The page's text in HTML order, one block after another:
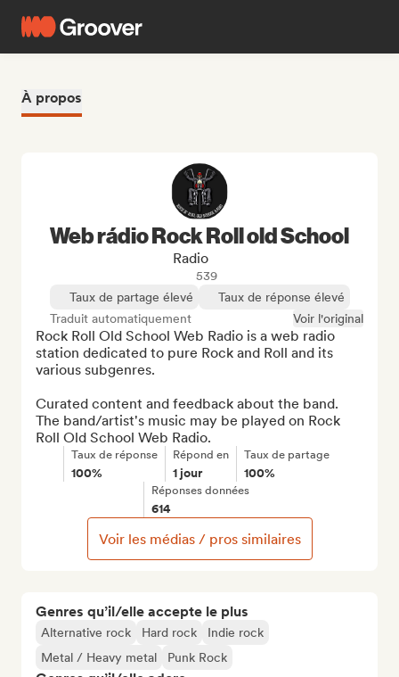
À propos
Genres qu’il/elle accepte le plus
Alternative rock Hard rock
Indie rock
Metal / Heavy metal
Punk Rock
Web rádio Rock Roll old School
Radio
539
Taux de partage élevé
Taux de réponse élevé
Traduit automatiquement
Voir l'original
Rock Roll Old School Web Radio is a web radio
station dedicated to pure Rock and Roll and its
various subgenres.
Curated content and feedback about the band.
The band/artist's music may be played on Rock
Roll Old School Web Radio.
Taux de réponse
100%
Répond en
1 jour
Taux de partage
100%
Réponses données
614
Voir les médias / pros similaires